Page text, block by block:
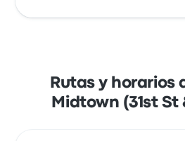
Rutas y horarios
Midtown (31st St